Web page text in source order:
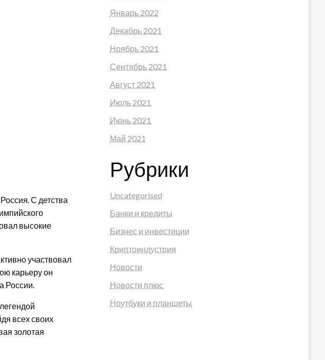
С детства
высокие
участвовал
карьеру он
России.
всех своих
золотая
Январь 2022
Декабрь 2021
Ноябрь 2021
Сентябрь 2021
Август 2021
Июль 2021
Июнь 2021
Май 2021
Рубрики
Uncategorised
Банки и кредиты
Бизнес и инвестиции
Криптоиндустрия
Новости
Новости плюс
Ноутбуки и планшеты